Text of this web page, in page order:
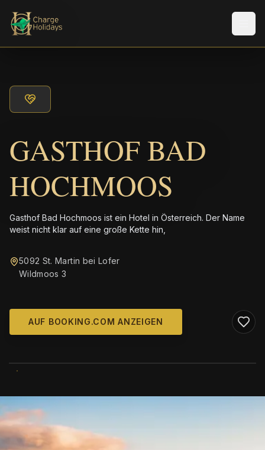
GASTHOF BAD
HOCHMOOS
Gasthof Bad Hochmoos ist ein Hotel in Österreich. Der Name
weist nicht klar auf eine große Kette hin,
5092 St. Martin bei Lofer
Wildmoos 3
AUF BOOKING.COM ANZEIGEN